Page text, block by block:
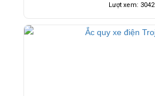
Lượt xem: 3042